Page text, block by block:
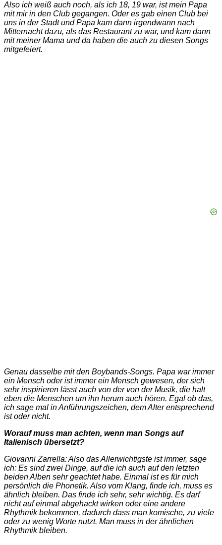
Also ich weiß auch noch, als ich 18, 19 war, ist mein Papa
mit mir in den Club gegangen. Oder es gab einen Club bei
uns in der Stadt und Papa kam dann irgendwann nach
Mitternacht dazu, als das Restaurant zu war, und kam dann
mit meiner Mama und da haben die auch zu diesen Songs
mitgefeiert.
Genau dasselbe mit den Boybands-Songs. Papa war immer
ein Mensch oder ist immer ein Mensch gewesen, der sich
sehr inspirieren lässt auch von der von der Musik, die halt
eben die Menschen um ihn herum auch hören. Egal ob das,
ich sage mal in Anführungszeichen, dem Alter entsprechend
ist oder nicht.
Worauf muss man achten, wenn man Songs auf
Italienisch übersetzt?
Giovanni Zarrella: Also das Allerwichtigste ist immer, sage
ich: Es sind zwei Dinge, auf die ich auch auf den letzten
beiden Alben sehr geachtet habe. Einmal ist es für mich
persönlich die Phonetik. Also vom Klang, finde ich, muss es
ähnlich bleiben. Das finde ich sehr, sehr wichtig. Es darf
nicht auf einmal abgehackt wirken oder eine andere
Rhythmik bekommen, dadurch dass man komische, zu viele
oder zu wenig Worte nutzt. Man muss in der ähnlichen
Rhythmik bleiben.